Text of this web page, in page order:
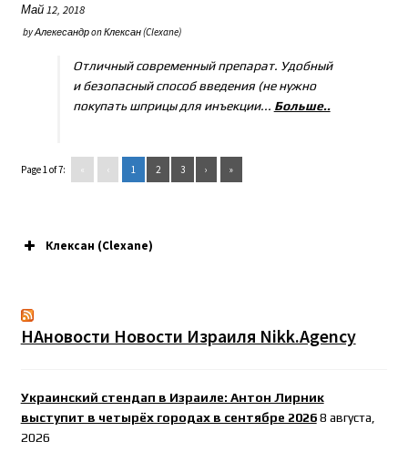
Май 12, 2018
byАлекесандрonКлексан (Clexane)
Отличный современный препарат. Удобный
и безопасный способ введения (не нужно
покупать шприцы для инъекции... Больше..
Page 1 of 7: ‹ 1 2 3 › »
Клексан (Clexane)
НАновости Новости Израиля Nikk.Agency
Украинский стендап в Израиле: Антон Лирник
выступит в четырёх городах в сентябре 2026 8 августа,
2026